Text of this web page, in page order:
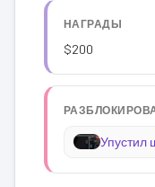
НАГРАДЫ
$200
Упустил